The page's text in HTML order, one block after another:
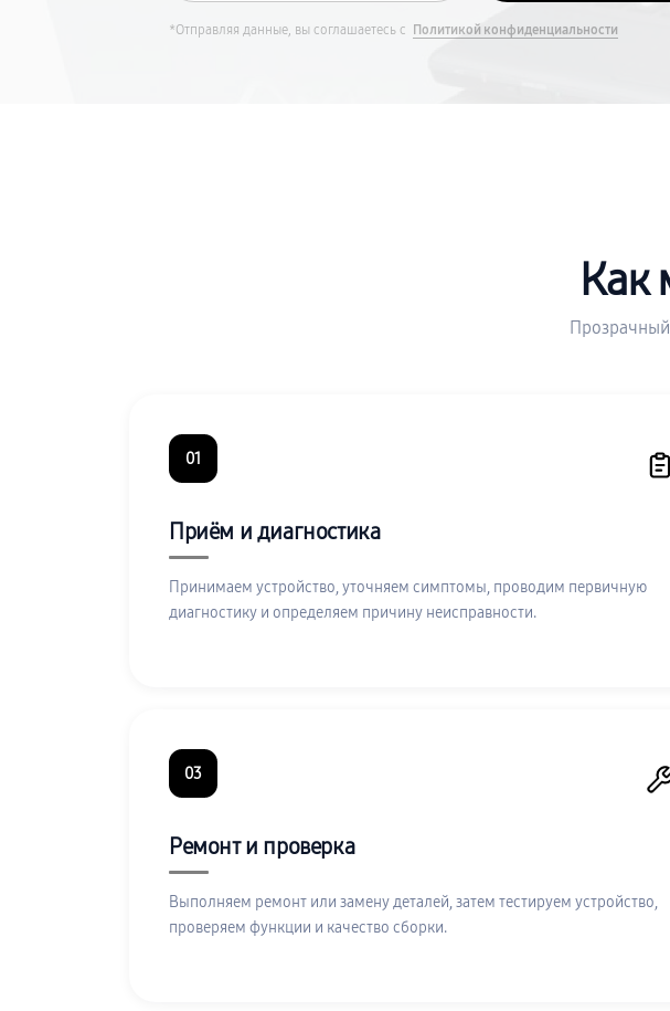
*Отправляя данные, вы соглашаетесь с Политикой конфиденциальности
Как
01
Приём и диагностика
Принимаем устройство, уточняем симптомы, проводим первичную
диагностику и определяем причину неисправности.
03
Ремонт и проверка
Выполняем ремонт или замену деталей, затем тестируем устройство,
проверяем функции и качество сборки.